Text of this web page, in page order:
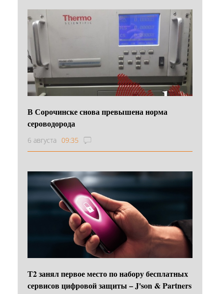
В Сорочинске снова превышена норма
сероводорода
6 августа 09:35
Т2 занял первое место по набору бесплатных
сервисов цифровой защиты – J'son & Partners